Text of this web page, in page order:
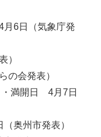
6日（気象庁発
）
会発表）
満開日 4月7日
奥州市発表）